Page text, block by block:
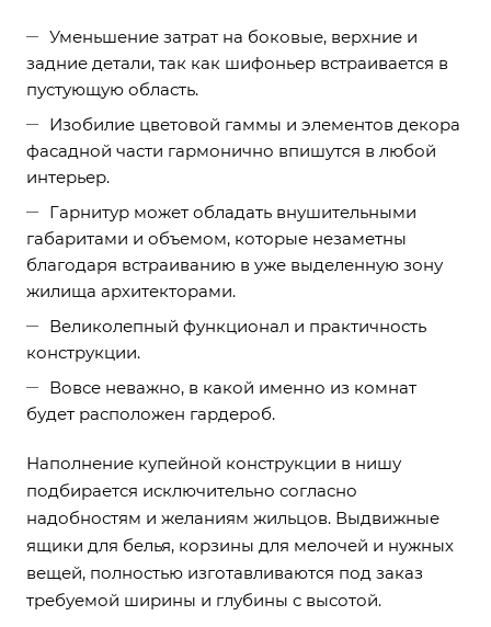
Уменьшение затрат на боковые, верхние и
задние детали, так как шифоньер встраивается в
пустующую область.
Изобилие цветовой гаммы и элементов декора
фасадной части гармонично впишутся в любой
интерьер.
Гарнитур может обладать внушительными
габаритами и объемом, которые незаметны
благодаря встраиванию в уже выделенную зону
жилища архитекторами.
Великолепный функционал и практичность
конструкции.
Вовсе неважно, в какой именно из комнат
будет расположен гардероб.
Наполнение купейной конструкции в нишу
подбирается исключительно согласно
надобностям и желаниям жильцов. Выдвижные
ящики для белья, корзины для мелочей и нужных
вещей, полностью изготавливаются под заказ
требуемой ширины и глубины с высотой.